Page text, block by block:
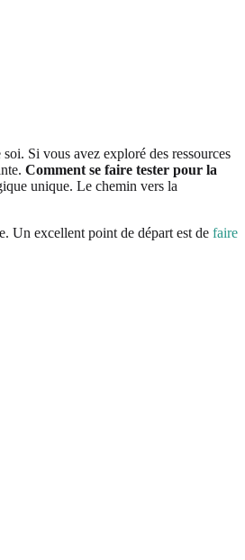
Si vous avez exploré des ressources
Comment se faire tester pour la
unique. Le chemin vers la
Un excellent point de départ est de faire